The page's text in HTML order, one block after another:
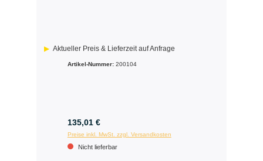
Aktueller Preis & Lieferzeit auf Anfrage
Artikel-Nummer: 200104
135,01 €
Preise inkl. MwSt. zzgl. Versandkosten
Nicht lieferbar